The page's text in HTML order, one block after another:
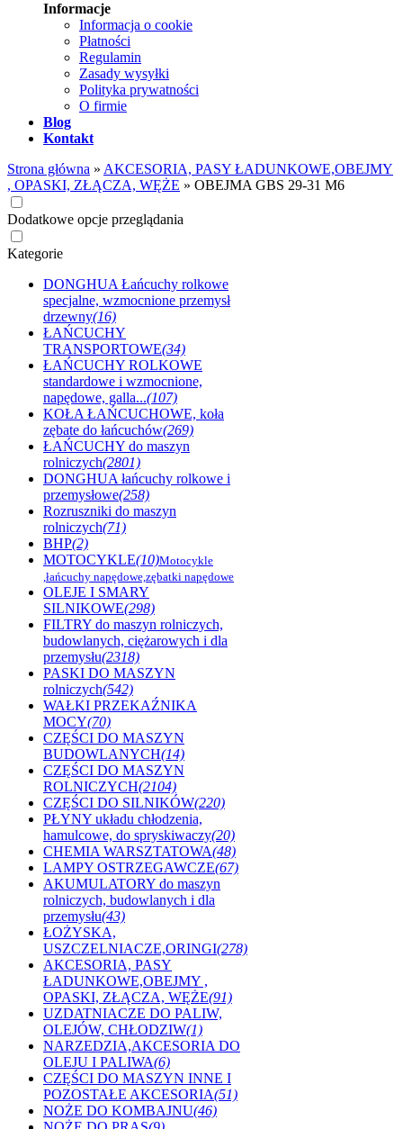
Informacje
Informacja o cookie
Płatności
Regulamin
Zasady wysyłki
Polityka prywatności
O firmie
Blog
Kontakt
Strona główna » AKCESORIA, PASY ŁADUNKOWE,OBEJMY
, OPASKI, ZŁĄCZA, WĘŻE » OBEJMA GBS 29-31 M6
Dodatkowe opcje przeglądania
Kategorie
DONGHUA Łańcuchy rolkowe
specjalne, wzmocnione przemysł
drzewny(16)
ŁAŃCUCHY
TRANSPORTOWE(34)
ŁAŃCUCHY ROLKOWE
standardowe i wzmocnione,
napędowe, galla...(107)
KOŁA ŁAŃCUCHOWE, koła
zębate do łańcuchów(269)
ŁAŃCUCHY do maszyn
rolniczych(2801)
DONGHUA łańcuchy rolkowe i
przemysłowe(258)
Rozruszniki do maszyn
rolniczych(71)
BHP(2)
MOTOCYKLE(10)Motocykle
,łańcuchy napędowe,zębatki napędowe
OLEJE I SMARY
SILNIKOWE(298)
FILTRY do maszyn rolniczych,
budowlanych, ciężarowych i dla
przemysłu(2318)
PASKI DO MASZYN
rolniczych(542)
WAŁKI PRZEKAŹNIKA
MOCY(70)
CZĘŚCI DO MASZYN
BUDOWLANYCH(14)
CZĘŚCI DO MASZYN
ROLNICZYCH(2104)
CZĘŚCI DO SILNIKÓW(220)
PŁYNY układu chłodzenia,
hamulcowe, do spryskiwaczy(20)
CHEMIA WARSZTATOWA(48)
LAMPY OSTRZEGAWCZE(67)
AKUMULATORY do maszyn
rolniczych, budowlanych i dla
przemysłu(43)
ŁOŻYSKA,
USZCZELNIACZE,ORINGI(278)
AKCESORIA, PASY
ŁADUNKOWE,OBEJMY ,
OPASKI, ZŁĄCZA, WĘŻE(91)
UZDATNIACZE DO PALIW,
OLEJÓW, CHŁODZIW(1)
NARZEDZIA,AKCESORIA DO
OLEJU I PALIWA(6)
CZĘŚCI DO MASZYN INNE I
POZOSTAŁE AKCESORIA(51)
NOŻE DO KOMBAJNU(46)